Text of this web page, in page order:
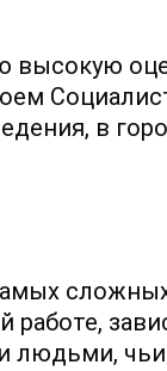
высокую
в
работе,
людьми,